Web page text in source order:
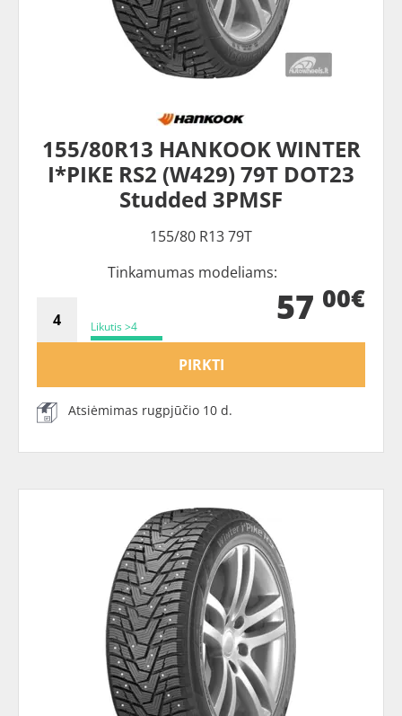
155/80R13 HANKOOK WINTER
I*PIKE RS2 (W429) 79T DOT23
Studded 3PMSF
155/80 R13 79T
Tinkamumas modeliams:
Likutis >4 57 00€
PIRKTI
Atsiėmimas rugpjūčio 10 d.